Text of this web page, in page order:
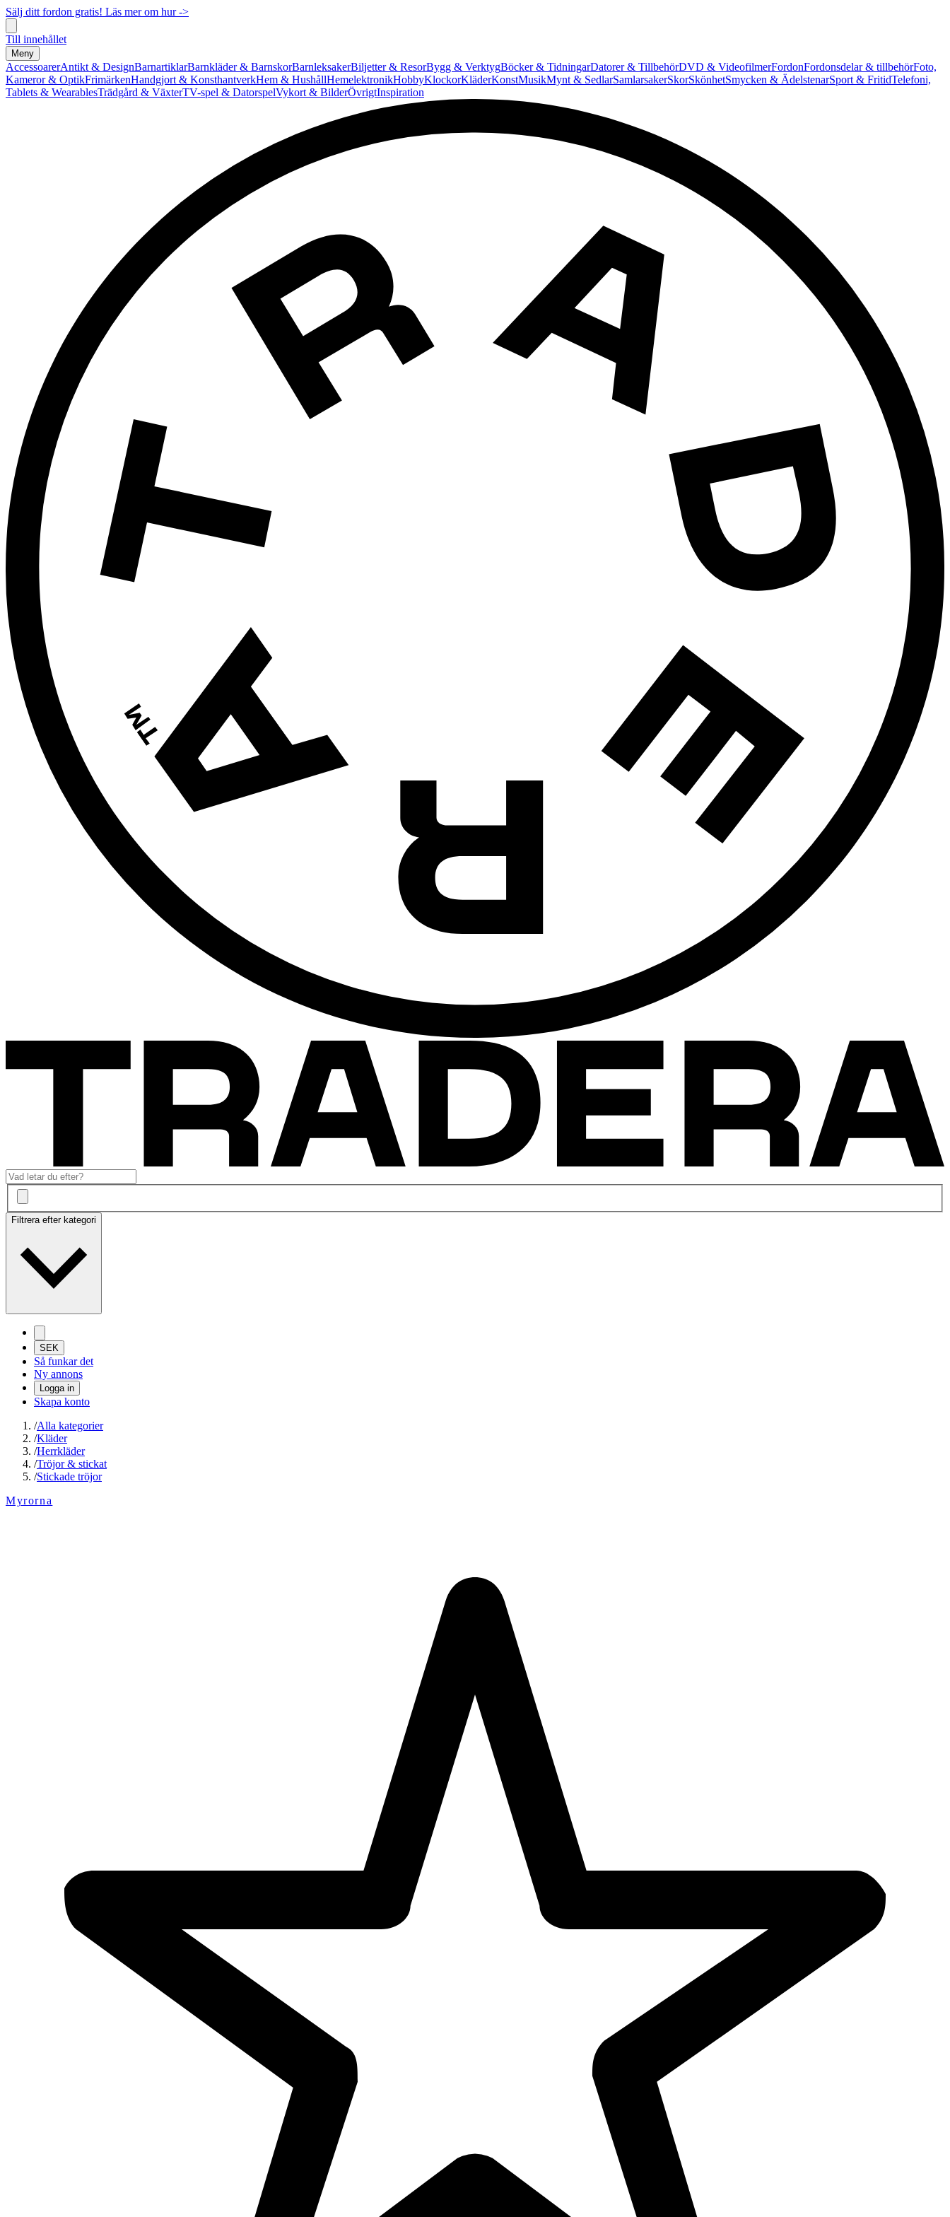
Sälj ditt fordon gratis! Läs mer om hur ->
Till innehållet
Meny
AccessoarerAntikt & DesignBarnartiklarBarnkläder & BarnskorBarnleksakerBiljetter & ResorBygg & VerktygBöcker & TidningarDatorer & TillbehörDVD & VideofilmerFordonFordonsdelar & tillbehörFoto,
Kameror & OptikFrimärkenHandgjort & KonsthantverkHem & HushållHemelektronikHobbyKlockorKläderKonstMusikMynt & SedlarSamlarsakerSkorSkönhetSmycken & ÄdelstenarSport & FritidTelefoni,
Tablets & WearablesTrädgård & VäxterTV-spel & DatorspelVykort & BilderÖvrigtInspiration
Filtrera efter kategori
SEK
Så funkar det
Ny annons
Logga in
Skapa konto
/Alla kategorier
/Kläder
/Herrkläder
/Tröjor & stickat
/Stickade tröjor
Myrorna